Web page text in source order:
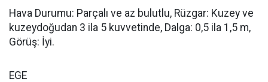
Hava Durumu: Parçalı ve az bulutlu, Rüzgar: Kuzey ve
kuzeydoğudan 3 ila 5 kuvvetinde, Dalga: 0,5 ila 1,5 m,
Görüş: İyi.
EGE